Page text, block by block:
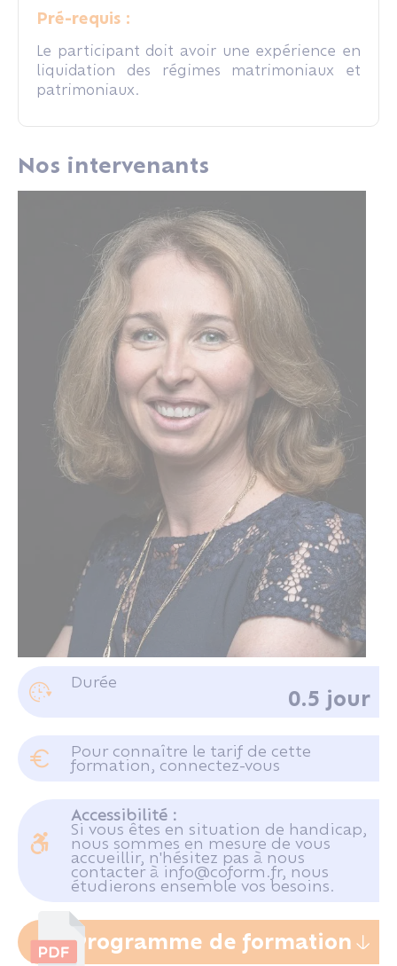
Pré-requis :
Le participant doit avoir une expérience en
liquidation des régimes matrimoniaux et
patrimoniaux.
Nos intervenants
Mme KERMOAL Valériane
Se connecter
Durée
0.5 jour
Pour connaître le tarif de cette
formation, connectez-vous
Accessibilité :
Si vous êtes en situation de handicap,
nous sommes en mesure de vous
accueillir, n'hésitez pas à nous
contacter à info@coform.fr, nous
étudierons ensemble vos besoins.
Programme de formation